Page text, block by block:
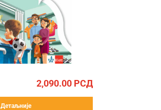
2,090.00 РСД
Детаљније